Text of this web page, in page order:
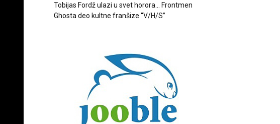
Tobijas Fordž ulazi u svet horora… Frontmen
Ghosta deo kultne franšize “V/H/S”